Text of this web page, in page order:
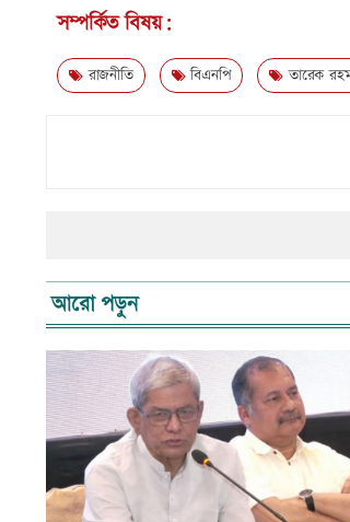
সম্পর্কিত বিষয়:
রাজনীতি বিএনপি তারেক
আরো পড়ুন